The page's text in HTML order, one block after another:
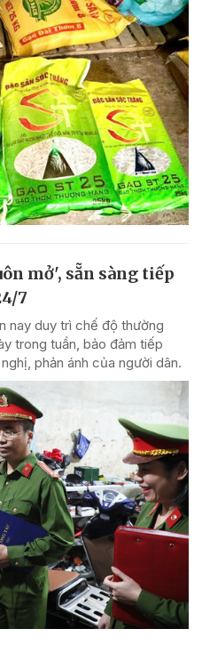
mở', sẵn sàng tiếp
7
nay duy trì chế độ thường
trong tuần, bảo đảm tiếp
phản ánh của người dân.